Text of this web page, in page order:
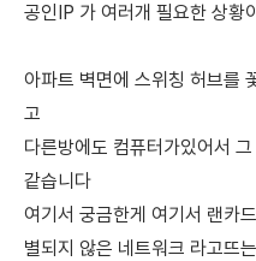
공인IP 가 여러개 필요한 상황
아파트 벽면에 스위칭 허브를
고
다른방에도 컴퓨터가있어서
같습니다
여기서 궁금한게 여기서 랜카
별되지 않은 네트워크 라고뜨는